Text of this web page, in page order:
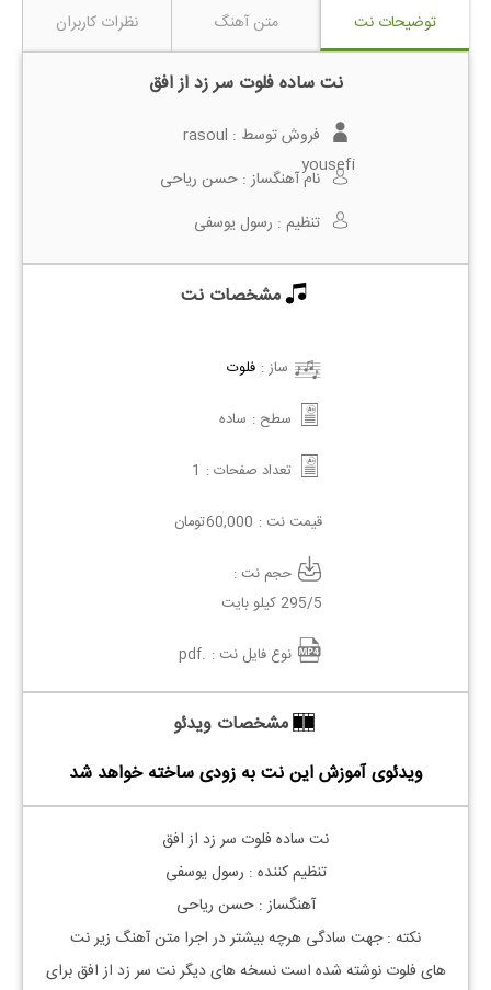
توضیحات نت متن آهنگ نظرات کاربران
نت ساده فلوت سر زد از افق
فروش توسط : rasoul
yousefi
نام آهنگساز : حسن ریاحی
تنظیم : رسول یوسفی
مشخصات نت
ساز : فلوت
سطح : ساده
تعداد صفحات : 1
قیمت نت : 60,000تومان
حجم نت :
295/5 کیلو بایت
نوع فایل نت : .pdf
مشخصات ویدئو
ویدئوی آموزش این نت به زودی ساخته خواهد شد
نت ساده فلوت سر زد از افق
تنظیم کننده : رسول یوسفی
آهنگساز : حسن ریاحی
نکته : جهت سادگی هرچه بیشتر در اجرا متن آهنگ زیر نت
های فلوت نوشته شده است نسخه های دیگر نت سر زد از افق برای